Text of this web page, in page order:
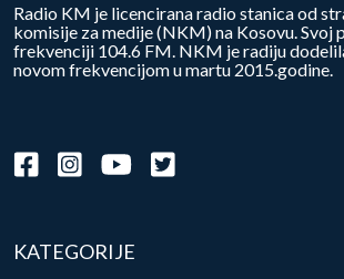
Radio KM je licencirana radio stanica od
komisije za medije (NKM) na Kosovu. Svoj
frekvenciji 104.6 FM. NKM je radiju
novom frekvencijom u martu 2015.godine.
KATEGORIJE